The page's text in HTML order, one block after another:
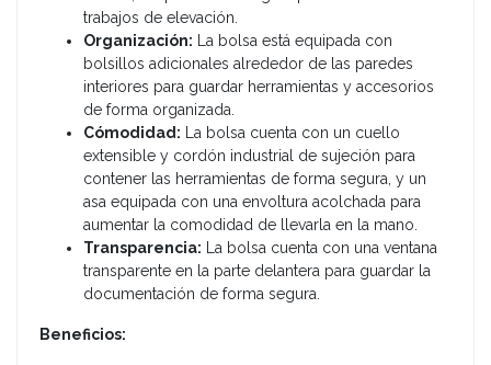
trabajos de elevación.
Organización: La bolsa está equipada con
bolsillos adicionales alrededor de las paredes
interiores para guardar herramientas y accesorios
de forma organizada.
Cómodidad: La bolsa cuenta con un cuello
extensible y cordón industrial de sujeción para
contener las herramientas de forma segura, y un
asa equipada con una envoltura acolchada para
aumentar la comodidad de llevarla en la mano.
Transparencia: La bolsa cuenta con una ventana
transparente en la parte delantera para guardar la
documentación de forma segura.
Beneficios: